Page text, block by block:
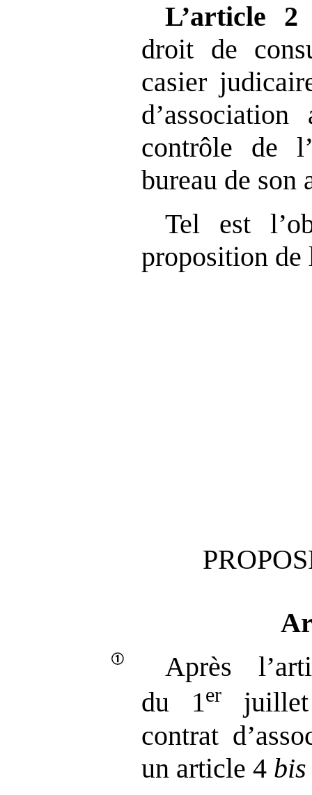
L’article 2
droit de
casier
contrôle de
bureau de son
Tel est
proposition de
Après
du 1er
contrat
un article 4